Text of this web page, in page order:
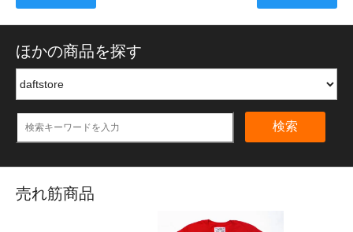
ほかの商品を探す
検索
売れ筋商品